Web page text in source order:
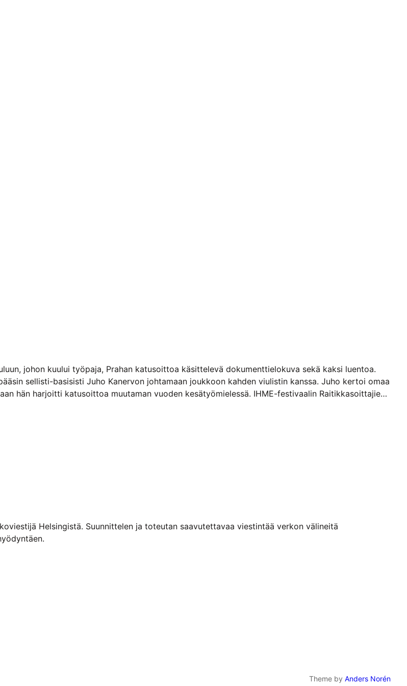
johon kuului työpaja, Prahan katusoittoa käsittelevä dokumenttielokuva sekä kaksi luentoa.
sellisti-basisisti Juho Kanervon johtamaan joukkoon kahden viulistin kanssa. Juho kertoi omaa
hän harjoitti katusoittoa muutaman vuoden kesätyömielessä. IHME-festivaalin Raitikkasoittajien
Helsingistä. Suunnittelen ja toteutan saavutettavaa viestintää verkon välineitä
Theme by Anders Norén